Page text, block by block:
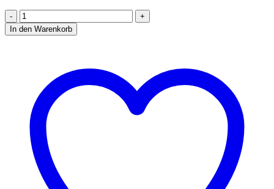
ELFBAR
ELFA
TURBO
System
Basisgerät
und
Pod
verschiedenen
Farben
In den Warenkorb